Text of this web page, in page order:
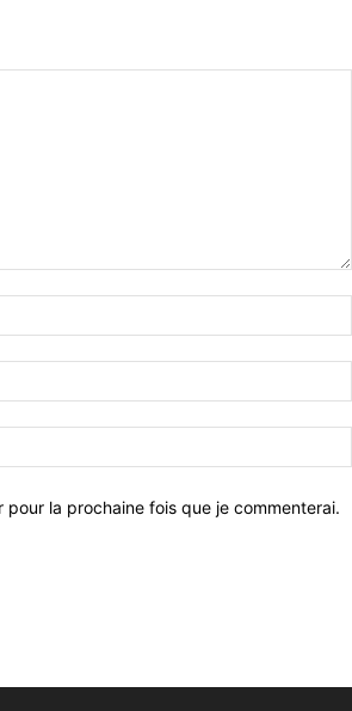
la prochaine fois que je commenterai.